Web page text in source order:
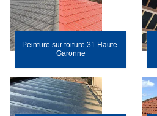
Peinture sur toiture 31 Haute-
Garonne